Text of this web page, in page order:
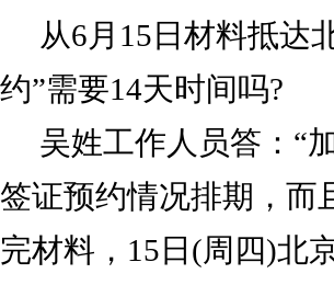
从6月15日材料抵达
约”需要14天时间吗?
吴姓工作人员答：“
签证预约情况排期，而
完材料，15日(周四)北